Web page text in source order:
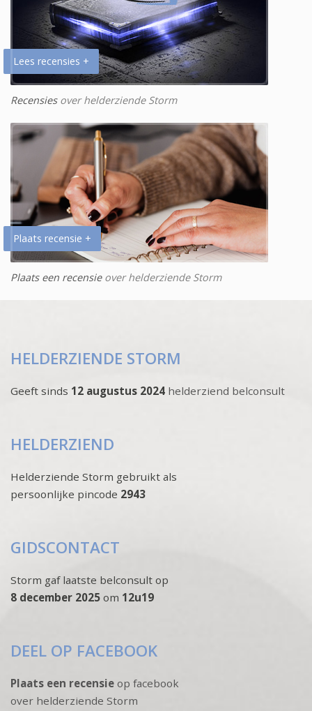
Lees recensies +
Recensiesover helderziende Storm
Plaats recensie +
Plaats een recensieover helderziende Storm
HELDERZIENDE STORM
Geeft sinds 12 augustus 2024 helderziend belconsult
HELDERZIEND
Helderziende Storm gebruikt als
persoonlijke pincode 2943
GIDSCONTACT
Storm gaf laatste belconsult op
8 december 2025 om 12u19
DEEL OP FACEBOOK
Plaats een recensie op facebook
over helderziende Storm